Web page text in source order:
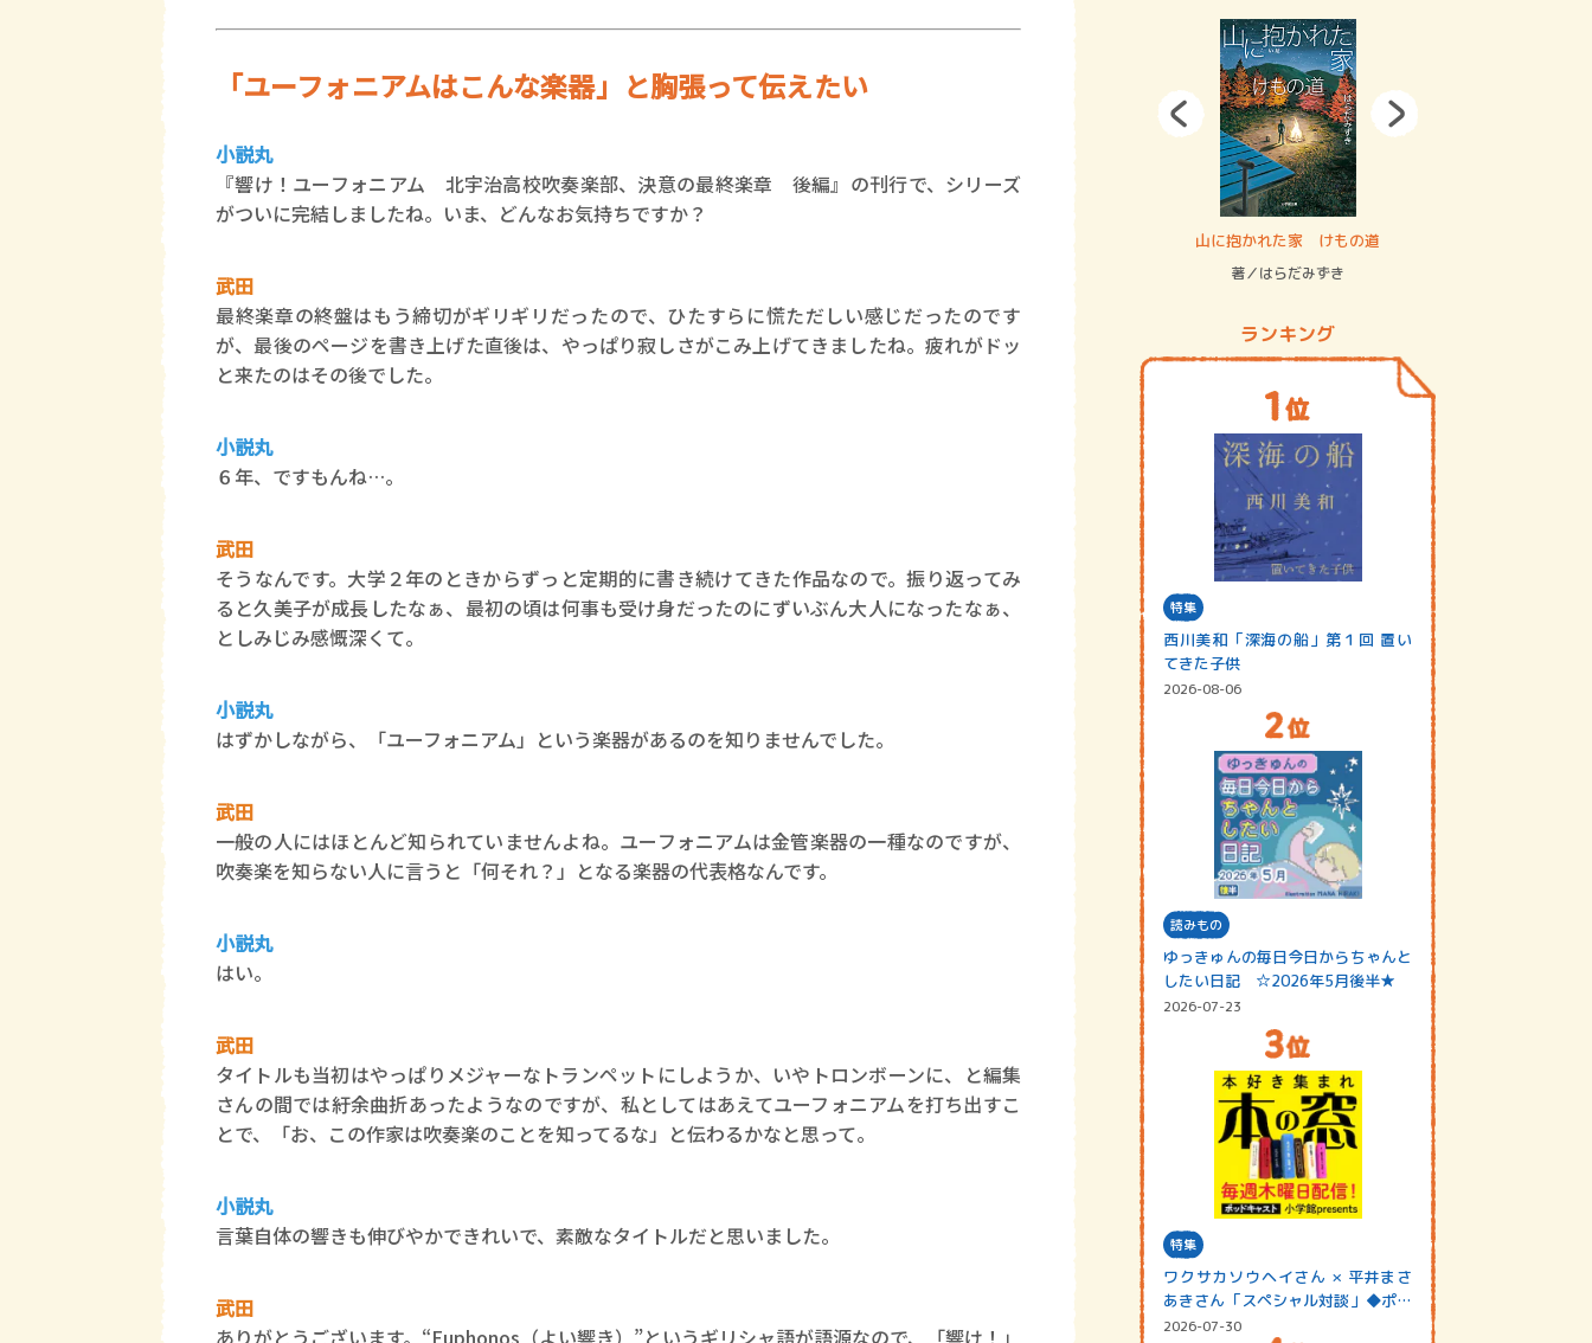
「ユーフォニアムはこんな楽器」と胸張って伝えたい
小説丸
『響け！ユーフォニアム 北宇治高校吹奏楽部、決意の最終楽章 後編』の刊行で、シリーズ
がついに完結しましたね。いま、どんなお気持ちですか？
武田
最終楽章の終盤はもう締切がギリギリだったので、ひたすらに慌ただしい感じだったのです
が、最後のページを書き上げた直後は、やっぱり寂しさがこみ上げてきましたね。疲れがドッ
と来たのはその後でした。
小説丸
６年、ですもんね…。
武田
そうなんです。大学２年のときからずっと定期的に書き続けてきた作品なので。振り返ってみ
ると久美子が成長したなぁ、最初の頃は何事も受け身だったのにずいぶん大人になったなぁ、
としみじみ感慨深くて。
小説丸
はずかしながら、「ユーフォニアム」という楽器があるのを知りませんでした。
武田
一般の人にはほとんど知られていませんよね。ユーフォニアムは金管楽器の一種なのですが、
吹奏楽を知らない人に言うと「何それ？」となる楽器の代表格なんです。
小説丸
はい。
武田
タイトルも当初はやっぱりメジャーなトランペットにしようか、いやトロンボーンに、と編集
さんの間では紆余曲折あったようなのですが、私としてはあえてユーフォニアムを打ち出すこ
とで、「お、この作家は吹奏楽のことを知ってるな」と伝わるかなと思って。
小説丸
言葉自体の響きも伸びやかできれいで、素敵なタイトルだと思いました。
武田
ありがとうございます。“Euphonos（よい響き）”というギリシャ語が語源なので、「響け！」
ロボット・イン・ザ・システム 山に抱かれた家 けもの道
著／はらだみずき
ランキング
特集
西川美和「深海の船」第１回 置い
てきた子供
2026-08-06
読みもの
ゆっきゅんの毎日今日からちゃんと
したい日記 ☆2026年5月後半★
2026-07-23
特集
ワクサカソウヘイさん × 平井まさ
あきさん「スペシャル対談」◆ポッ
ドキャスト…
2026-07-30